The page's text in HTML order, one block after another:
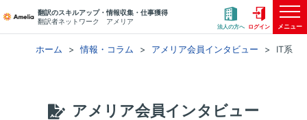
翻訳のスキルアップ・情報収集・仕事獲得
翻訳者ネットワーク アメリア
法人の方へ ログイン メニュー
ホーム 情報・コラム アメリア会員インタビュー IT系
アメリア会員インタビュー